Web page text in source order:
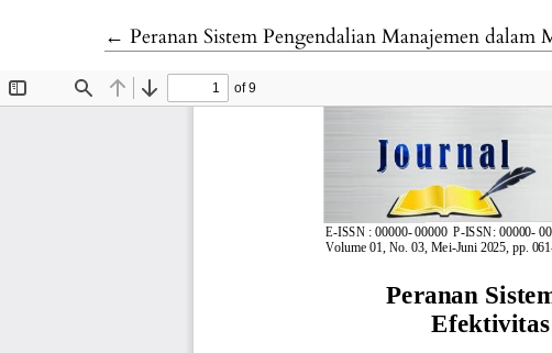
←Return to Article Details
Peranan Sistem Pengendalian Manajemen